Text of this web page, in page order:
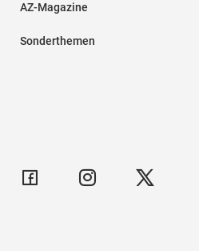
AZ-Magazine
Sonderthemen